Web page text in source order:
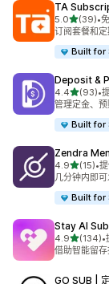
TA
5.0星（满分
(39)
总共 39 条评
•
订阅套餐和
Built for
Deposit &
4.4星（满分
(93)
总共 93 条评
•
管理定金、
Built for
Zendra
4.9星（满分
(15)
总共 15 条评
•
几分钟内即
Built for
Stay AI
4.9星（满分
(134)
总共 134 条•
借助智能留
GO SUB |